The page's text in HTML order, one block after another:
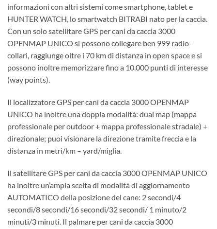
informazioni con altri sistemi come smartphone, tablet e
HUNTER WATCH, lo smartwatch BITRABI nato per la caccia.
Con un solo satellitare GPS per cani da caccia 3000
OPENMAP UNICO si possono collegare ben 999 radio-
collari, raggiunge oltre i 70 km di distanza in open space e si
possono inoltre memorizzare fino a 10.000 punti di interesse
(way points).
Il localizzatore GPS per cani da caccia 3000 OPENMAP
UNICO ha inoltre una doppia modalità: dual map (mappa
professionale per outdoor + mappa professionale stradale) +
direzionale; puoi visionare la direzione tramite freccia e la
distanza in metri/km – yard/miglia.
Il satellitare GPS per cani da caccia 3000 OPENMAP UNICO
ha inoltre un’ampia scelta di modalità di aggiornamento
AUTOMATICO della posizione del cane: 2 secondi/4
secondi/8 secondi/16 secondi/32 secondi/ 1 minuto/2
minuti/3 minuti. Il palmare per cani da caccia 3000